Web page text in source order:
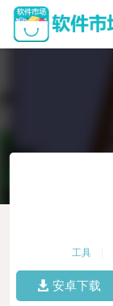
工具
安卓下载